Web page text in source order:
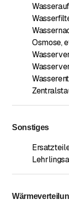
Osmose,
Sonstiges